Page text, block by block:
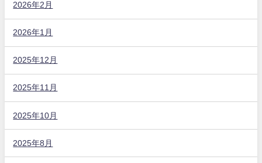
2026年2月
2026年1月
2025年12月
2025年11月
2025年10月
2025年8月